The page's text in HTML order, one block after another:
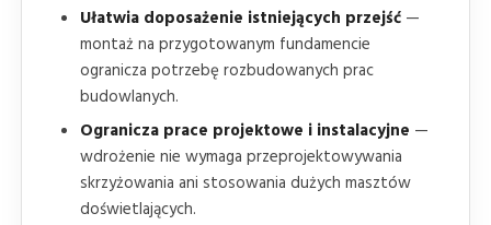
Ułatwia doposażenie istniejących przejść —
montaż na przygotowanym fundamencie
ogranicza potrzebę rozbudowanych prac
budowlanych.
Ogranicza prace projektowe i instalacyjne —
wdrożenie nie wymaga przeprojektowywania
skrzyżowania ani stosowania dużych masztów
doświetlających.